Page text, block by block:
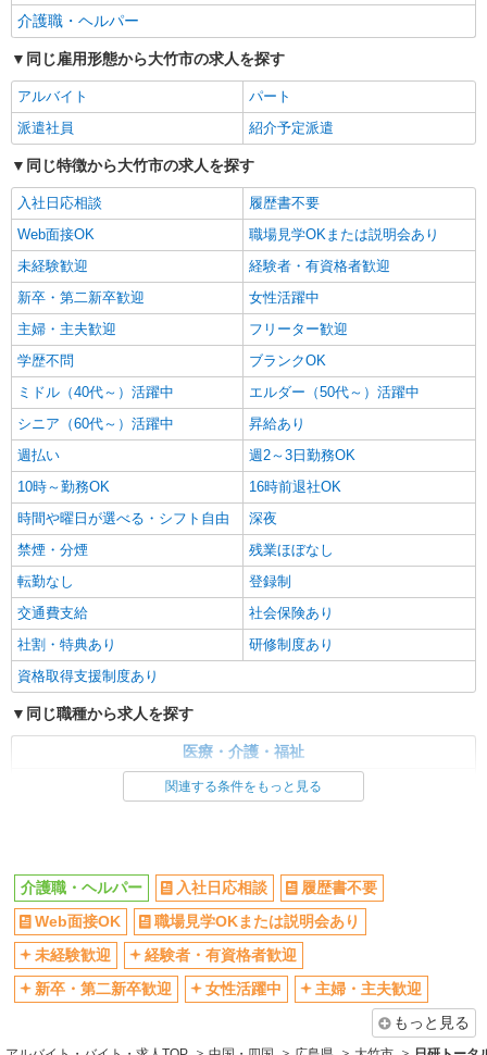
グループホーム ソラストゆめか大竹/3480000008-001
介護職員（ヘルパー）（役職なし）
月給248,640円〜259,312円（経験・能力等に
よる） ＜給与補足＞夜勤6回分（44,040〜44,712
円）含む。※夜勤1回あたり7,340〜7,452円（深夜
割増＋夜勤手当）
広島県大竹市南栄3-3-45
キープ
派遣社員
株式会社kotrio /●HR-H-2078506
＼収入アップを全面サポート／小規模デイ
STAFF|資格支援制度あり
時給1350円〜1937円 ＜日払い有/週払い有/交
通費全支給(ガソリン代含む)＞
大竹市 ＊来社不要
キープ 詳細を見る
派遣社員
株式会社kotrio /●HR-H-2077518
玖波*デイでの生活補助☆新たなスキルを身に
つけて長く働く♪
時給1350円〜1937円 ＜日払い有/週払い有/交
通費全支給(ガソリン代含む)＞
大竹市 ＊来社不要
キープ 詳細を見る
派遣社員
株式会社kotrio /●HR-H-2093059
≪玖波駅≫夜勤なし！未経験・ブランクOKの
デイスタッフ
時給1350円〜1937円 ＜日払い有/週払い有/交
通費全支給(ガソリン代含む)＞
キープ 詳細を見る
アルバイト パート
グループホーム ソラストゆめか大竹/3480000008-003
介護職員（ヘルパー）（役職なし）
時給1,185円
介護職・ヘルパー
同じ雇用形態から大竹市の求人を探す
アルバイト
パート
派遣社員
紹介予定派遣
同じ特徴から大竹市の求人を探す
入社日応相談
履歴書不要
Web面接OK
職場見学OKまたは説明会あり
未経験歓迎
経験者・有資格者歓迎
新卒・第二新卒歓迎
女性活躍中
主婦・主夫歓迎
フリーター歓迎
学歴不問
ブランクOK
ミドル（40代～）活躍中
エルダー（50代～）活躍中
シニア（60代～）活躍中
昇給あり
週払い
週2～3日勤務OK
10時～勤務OK
16時前退社OK
時間や曜日が選べる・シフト自由
深夜
禁煙・分煙
残業ほぼなし
転勤なし
登録制
交通費支給
社会保険あり
社割・特典あり
研修制度あり
資格取得支援制度あり
同じ職種から求人を探す
医療・介護・福祉
週2～3日勤務OK
深夜
交通費支給
社会保険あり
関連する条件をもっと見る
介護職・ヘルパー 入社日応相談
履歴書不要
Web面接OK
職場見学OKまたは説明会あり
未経験歓迎
経験者・有資格者歓迎
新卒・第二新卒歓迎
女性活躍中
主婦・主夫歓迎
もっと見る